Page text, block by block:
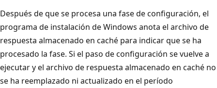
Después de que se procesa una fase de configuración, el
programa de instalación de Windows anota el archivo de
respuesta almacenado en caché para indicar que se ha
procesado la fase. Si el paso de configuración se vuelve a
ejecutar y el archivo de respuesta almacenado en caché no
se ha reemplazado ni actualizado en el período